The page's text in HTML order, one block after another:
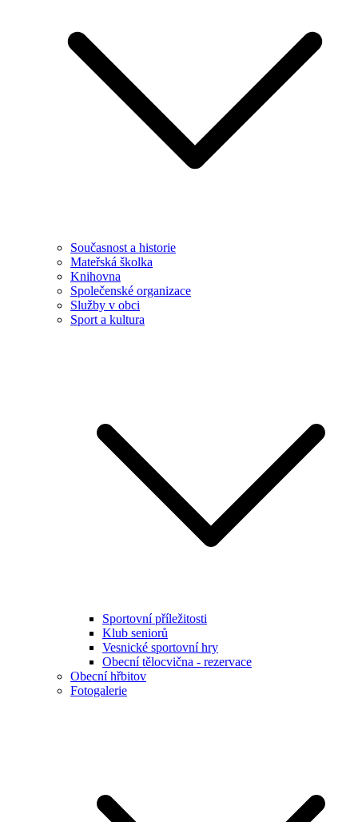
Současnost a historie
Mateřská školka
Knihovna
Společenské organizace
Služby v obci
Sport a kultura
Sportovní příležitosti
Klub seniorů
Vesnické sportovní hry
Obecní tělocvična - rezervace
Obecní hřbitov
Fotogalerie